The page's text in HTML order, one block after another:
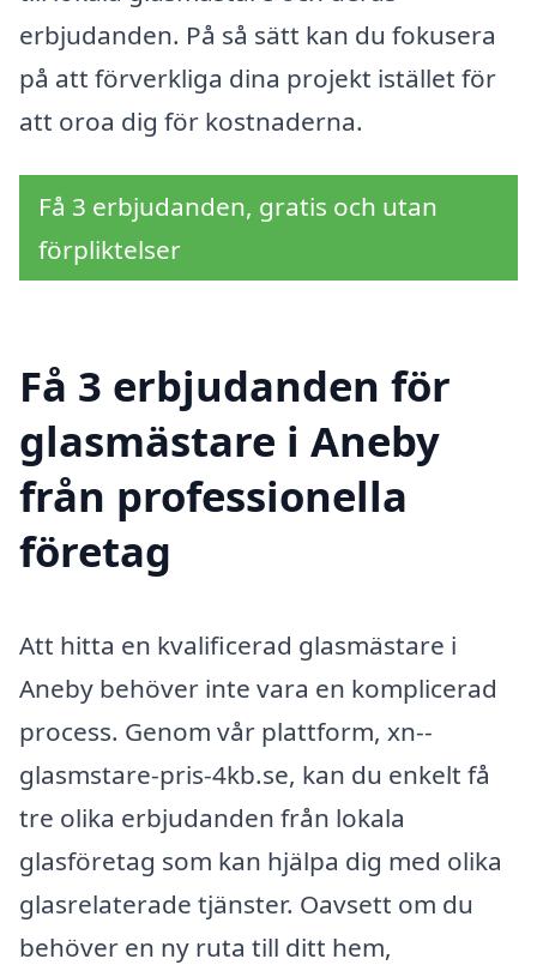
erbjudanden. På så sätt kan du fokusera
på att förverkliga dina projekt istället för
att oroa dig för kostnaderna.
Få 3 erbjudanden, gratis och utan
förpliktelser
Få 3 erbjudanden för
glasmästare i Aneby
från professionella
företag
Att hitta en kvalificerad glasmästare i
Aneby behöver inte vara en komplicerad
process. Genom vår plattform, xn--
glasmstare-pris-4kb.se, kan du enkelt få
tre olika erbjudanden från lokala
glasföretag som kan hjälpa dig med olika
glasrelaterade tjänster. Oavsett om du
behöver en ny ruta till ditt hem,